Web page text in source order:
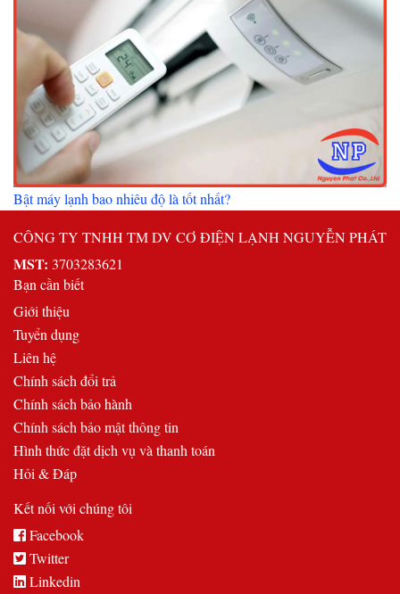
Bật máy lạnh bao nhiêu độ là tốt nhất?
CÔNG TY TNHH TM DV CƠ ĐIỆN LẠNH NGUYỄN PHÁT
MST: 3703283621
Bạn cần biết
Giới thiệu
Tuyển dụng
Liên hệ
Chính sách đổi trả
Chính sách bảo hành
Chính sách bảo mật thông tin
Hình thức đặt dịch vụ và thanh toán
Hỏi & Đáp
Kết nối với chúng tôi
Facebook
Twitter
Linkedin